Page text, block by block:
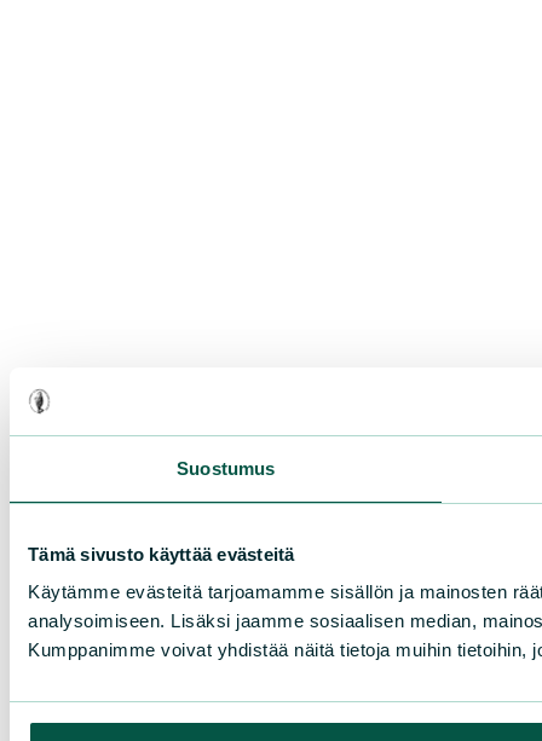
Suostumus
Tämä sivusto käyttää evästeitä
Käytämme evästeitä tarjoamamme sisällön ja mainosten
analysoimiseen. Lisäksi jaamme sosiaalisen median,
Kumppanimme voivat yhdistää näitä tietoja muihin tietoihin,